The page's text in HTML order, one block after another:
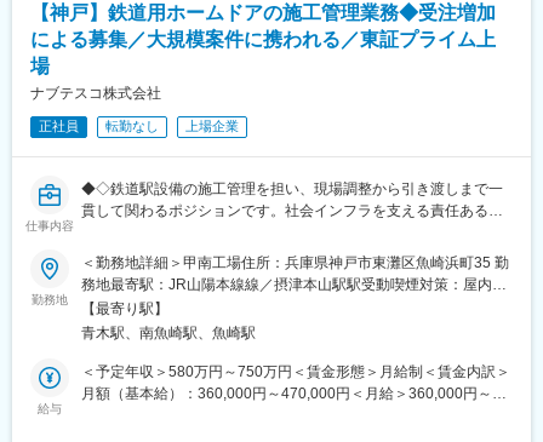
■業務詳細：
・プレスリリースの作成
・ホームページ更新業務
・WEB関連事務業務
・イベント運営サポート
・車両を使用した外出対応
※商品開発や広報、販促企画に関わる機会も多く、マーケティング
領域を幅広く学べる環境です。「お酒が好き」「食品業界に興味
がある」「マーケティングに挑戦したい」という方にとって、専
門知識を身につけながら成長できるポジションです。
■配属組織について：
配属先となる営業統括部マーケティング課は9名体制で、男性4
【神戸】鉄道用ホームドアの施工管理業務◆受注増加
による募集／大規模案件に携われる／東証プライム上
場
ナブテスコ株式会社
正社員 転勤なし 上場企業
仕事内容
◆◇鉄道駅設備の施工管理を担い、現場調整から引き渡しまで一
貫して関わるポジションです。社会インフラを支える責任ある仕
■採用背景
増員募集。鉄道会社向けの大規模案件が増加しており、体制強化
を図ります。社会インフラに関わる誇りある仕事です。
■業務内容
鉄道駅や関連施設における設備工事の施工管理を担当します。対
象はホームドアや機械器具などで、システム要素を含むため建
勤務地
＜勤務地詳細＞甲南工場住所：兵庫県神戸市東灘区魚崎浜町35 勤
務地最寄駅：JR山陽本線線／摂津本山駅駅受動喫煙対策：屋内全
面禁煙
【最寄り駅】
青木駅、南魚崎駅、魚崎駅
給与
＜予定年収＞580万円～750万円＜賃金形態＞月給制＜賃金内訳＞
月額（基本給）：360,000円～470,000円＜月給＞360,000円～